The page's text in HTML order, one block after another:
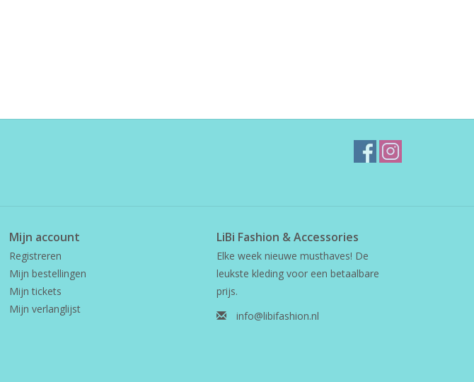
Mijn account
Registreren
Mijn bestellingen
Mijn tickets
Mijn verlanglijst
LiBi Fashion & Accessories
Elke week nieuwe musthaves! De
leukste kleding voor een betaalbare
prijs.
info@libifashion.nl